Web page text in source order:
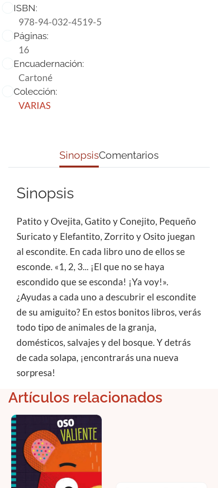
ISBN:
978-94-032-4519-5
Páginas:
16
Encuadernación:
Cartoné
Colección:
VARIAS
SinopsisComentarios
Sinopsis
Patito y Ovejita, Gatito y Conejito, Pequeño
Suricato y Elefantito, Zorrito y Osito juegan
al escondite. En cada libro uno de ellos se
esconde. «1, 2, 3... ¡El que no se haya
escondido que se esconda! ¡Ya voy!».
¿Ayudas a cada uno a descubrir el escondite
de su amiguito? En estos bonitos libros, verás
todo tipo de animales de la granja,
domésticos, salvajes y del bosque. Y detrás
de cada solapa, ¡encontrarás una nueva
sorpresa!
Artículos relacionados